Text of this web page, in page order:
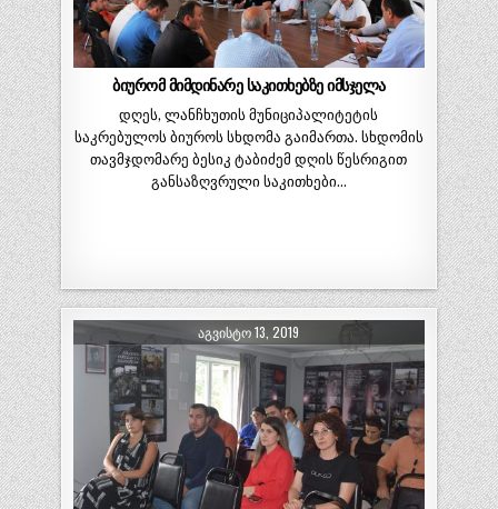
ბიურომ მიმდინარე საკითხებზე იმსჯელა
დღეს, ლანჩხუთის მუნიციპალიტეტის
საკრებულოს ბიუროს სხდომა გაიმართა. სხდომის
თავმჯდომარე ბესიკ ტაბიძემ დღის წესრიგით
განსაზღვრული საკითხები…
ᲐᲒᲕᲘᲡᲢᲝ 13, 2019